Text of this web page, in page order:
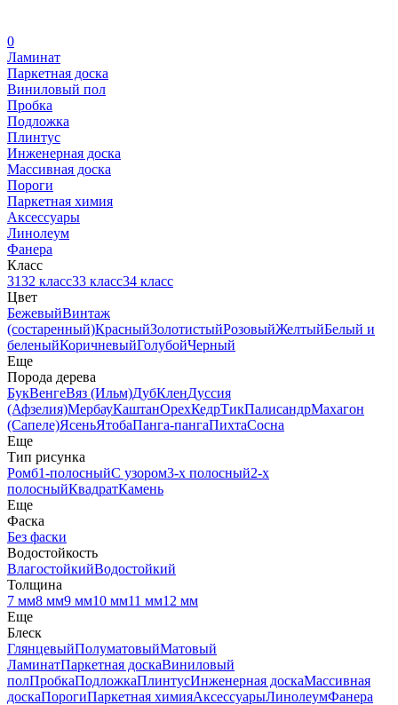
0
Ламинат
Паркетная доска
Виниловый пол
Пробка
Подложка
Плинтус
Инженерная доска
Массивная доска
Пороги
Паркетная химия
Аксессуары
Линолеум
Фанера
Класс
3132 класс33 класс34 класс
Цвет
БежевыйВинтаж
(состаренный)КрасныйЗолотистыйРозовыйЖелтыйБелый и
беленыйКоричневыйГолубойЧерный
Еще
Порода дерева
БукВенгеВяз (Ильм)ДубКленДуссия
(Афзелия)МербауКаштанОрехКедрТикПалисандрМахагон
(Сапеле)ЯсеньЯтобаПанга-пангаПихтаСосна
Еще
Тип рисунка
Ромб1-полосныйС узором3-х полосный2-х
полосныйКвадратКамень
Еще
Фаска
Без фаски
Водостойкость
ВлагостойкийВодостойкий
Толщина
7 мм8 мм9 мм10 мм11 мм12 мм
Еще
Блеск
ГлянцевыйПолуматовыйМатовый
ЛаминатПаркетная доскаВиниловый
полПробкаПодложкаПлинтусИнженерная доскаМассивная
доскаПорогиПаркетная химияАксессуарыЛинолеумФанера